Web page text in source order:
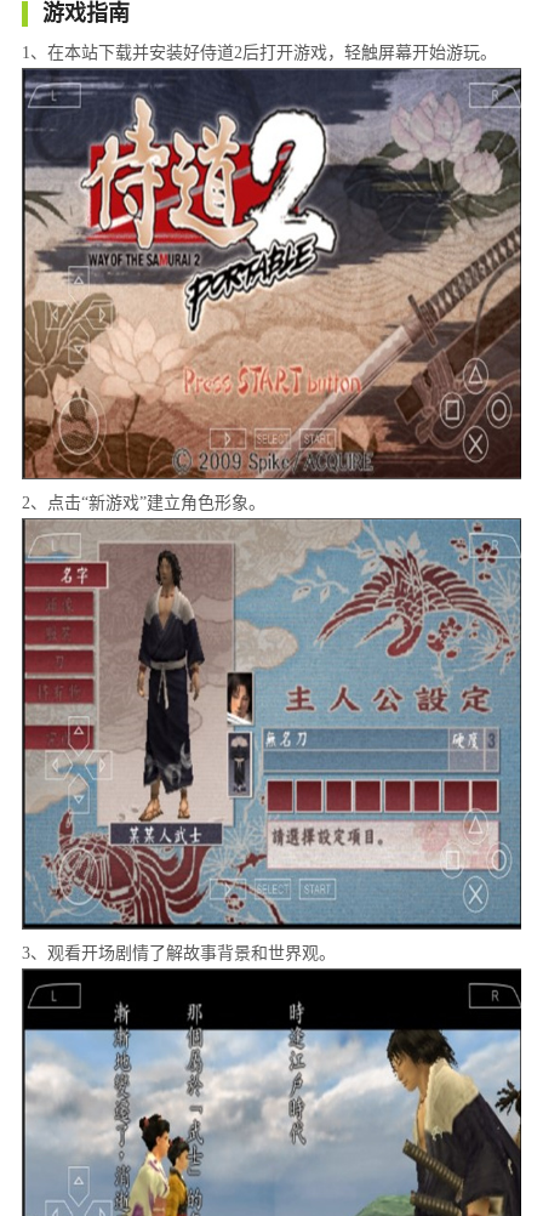
游戏指南
1、在本站下载并安装好侍道2后打开游戏，轻触屏幕开始游玩。
2、点击“新游戏”建立角色形象。
3、观看开场剧情了解故事背景和世界观。